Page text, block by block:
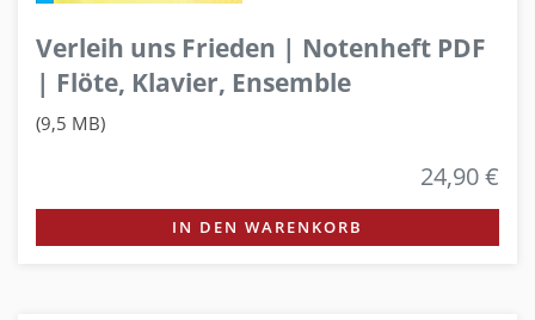
Verleih uns Frieden | Notenheft PDF
| Flöte, Klavier, Ensemble
(9,5 MB)
24,90 €
IN DEN WARENKORB